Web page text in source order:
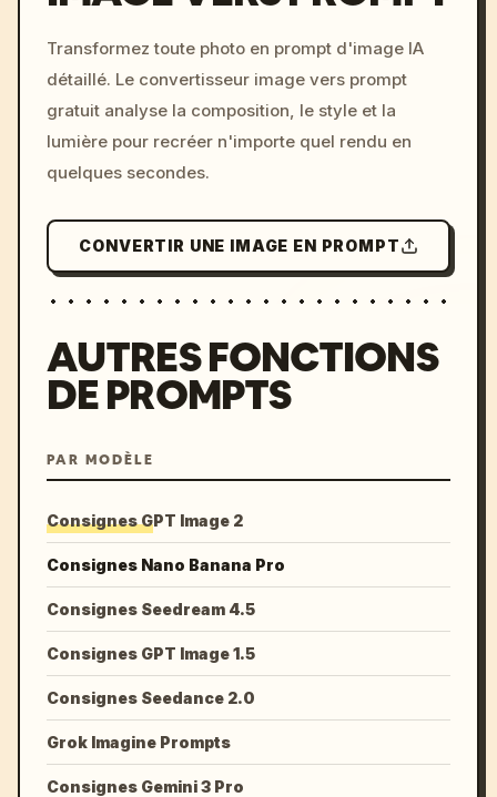
c, cyberpunk sunset, neon
colors, 8k --v 6.0
Transformez toute photo en prompt d'image IA
détaillé. Le convertisseur image vers prompt
gratuit analyse la composition, le style et la
lumière pour recréer n'importe quel rendu en
quelques secondes.
CONVERTIR UNE IMAGE EN PROMPT
AUTRES FONCTIONS
DE PROMPTS
PAR MODÈLE
Consignes GPT Image 2
Consignes Nano Banana Pro
Consignes Seedream 4.5
Consignes GPT Image 1.5
Consignes Seedance 2.0
Grok Imagine Prompts
Consignes Gemini 3 Pro